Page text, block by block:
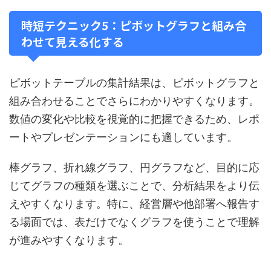
時短テクニック5：ピボットグラフと組み合
わせて見える化する
ピボットテーブルの集計結果は、ピボットグラフと
組み合わせることでさらにわかりやすくなります。
数値の変化や比較を視覚的に把握できるため、レポ
ートやプレゼンテーションにも適しています。
棒グラフ、折れ線グラフ、円グラフなど、目的に応
じてグラフの種類を選ぶことで、分析結果をより伝
えやすくなります。特に、経営層や他部署へ報告す
る場面では、表だけでなくグラフを使うことで理解
が進みやすくなります。